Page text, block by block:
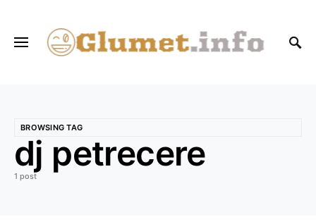
BROWSING TAG
dj petrecere
1 post